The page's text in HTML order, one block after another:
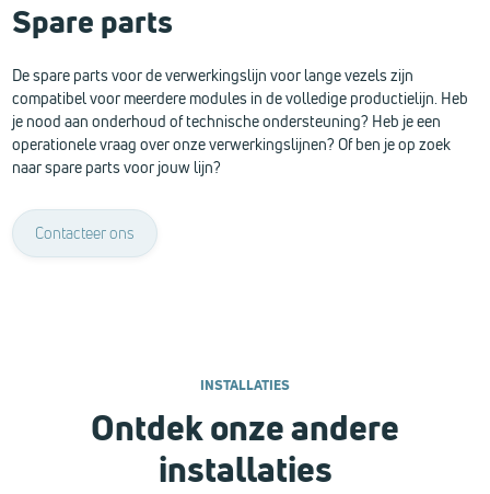
Spare parts
De spare parts voor de verwerkingslijn voor lange vezels zijn
compatibel voor meerdere modules in de volledige productielijn. Heb
je nood aan onderhoud of technische ondersteuning? Heb je een
operationele vraag over onze verwerkingslijnen? Of ben je op zoek
naar spare parts voor jouw lijn?
Contacteer ons
INSTALLATIES
Ontdek onze andere
installaties